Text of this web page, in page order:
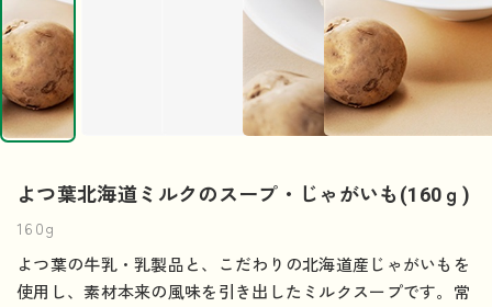
よつ葉北海道ミルクのスープ・じゃがいも(160ｇ)
160g
よつ葉の牛乳・乳製品と、こだわりの北海道産じゃがいもを
使用し、素材本来の風味を引き出したミルクスープです。常